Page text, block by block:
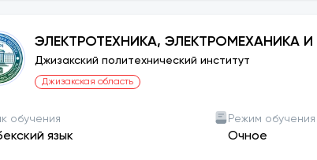
ЭЛЕКТРОТЕХНИКА, ЭЛЕКТРОМЕХАНИКА
Джизакский политехнический институт
Джизакская область
обучения
язык
Режим обучения
Очное